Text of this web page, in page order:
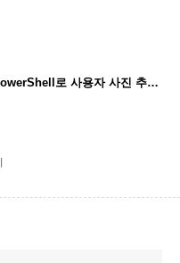
Active Directory에서 PowerShell로 사용자 사진 추가 또는 업데이트